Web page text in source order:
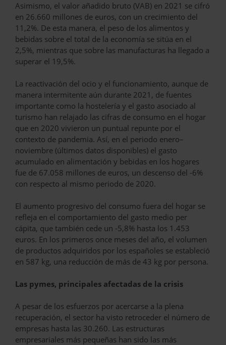
Asimismo, el valor añadido bruto (VAB) en 2021 se cifró
en 26.660 millones de euros, con un crecimiento del
11,2%. De esta manera, el peso de los alimentos y
bebidas sobre el total de la economía se sitúa en el
2,5%, mientras que sobre las manufacturas ha llegado a
superar el 19,5%.
La reactivación del ocio y el funcionamiento, aunque de
manera intermitente aún durante 2021, de fuentes
importante como la hostelería y el gasto asociado al
turismo han relajado las cifras de consumo en el hogar
que en 2020 vivieron un puntual repunte por el
contexto de pandemia. Así, en el periodo enero–
noviembre (últimos datos disponibles) el gasto
acumulado en alimentación y bebidas en los hogares
fue de 67.058 millones de euros, un descenso del -6%
con respecto al mismo periodo de 2020.
El aumento progresivo del consumo fuera del hogar se
refleja en el comportamiento del gasto medio per
cápita, que también cede un -5,8% hasta los 1.453
euros. En los primeros once meses del año, el volumen
de productos adquiridos por los españoles se estableció
en 587 kg, una reducción de más de 43 kg por persona.
Las pymes, principales afectadas de la crisis
A pesar de los esfuerzos por acercarse a la plena
recuperación, el sector ha visto retroceder el número de
empresas hasta las 30.260. Las estructuras
empresariales más pequeñas han sido las más